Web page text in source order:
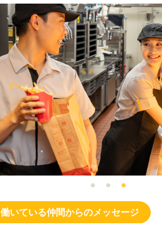
働いている仲間からのメッセージ